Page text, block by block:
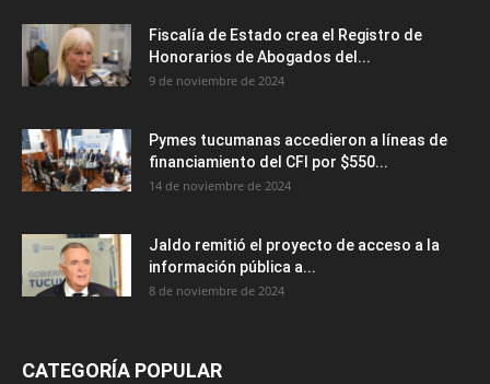
Fiscalía de Estado crea el Registro de
Honorarios de Abogados del...
9 de noviembre de 2024
Pymes tucumanas accedieron a líneas de
financiamiento del CFI por $550...
14 de noviembre de 2024
Jaldo remitió el proyecto de acceso a la
información pública a...
8 de noviembre de 2024
CATEGORÍA POPULAR